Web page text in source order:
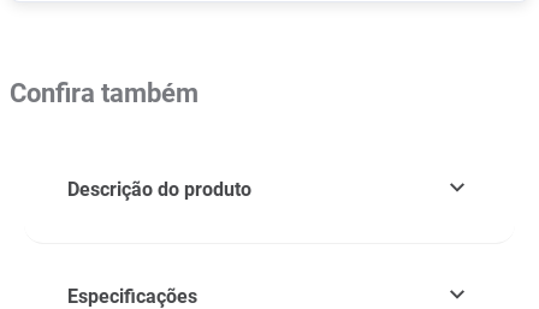
Confira também
Descrição do produto
Especificações